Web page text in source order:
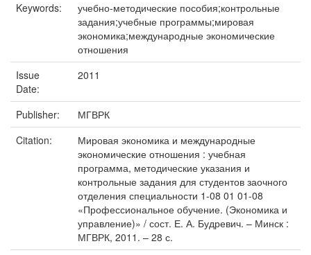
Keywords:
учебно-методические пособия;контрольные
задания;учебные программы;мировая
экономика;международные экономические
отношения
Issue
Date:
2011
Publisher:
МГВРК
Citation:
Мировая экономика и международные
экономические отношения : учебная
программа, методические указания и
контрольные задания для студентов заочного
отделения специальности 1-08 01 01-08
«Профессиональное обучение. (Экономика и
управление)» / сост. Е. А. Будревич. – Минск :
МГВРК, 2011. – 28 с.